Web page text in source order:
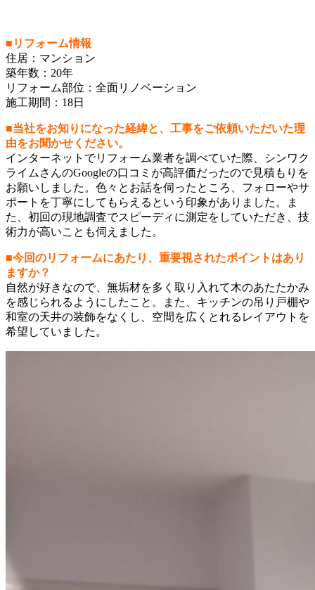
■リフォーム情報
住居：マンション
築年数：20年
リフォーム部位：全面リノベーション
施工期間：18日
■当社をお知りになった経緯と、工事をご依頼いただいた理
由をお聞かせください。
インターネットでリフォーム業者を調べていた際、シンワク
ライムさんのGoogleの口コミが高評価だったので見積もりを
お願いしました。色々とお話を伺ったところ、フォローやサ
ポートを丁寧にしてもらえるという印象がありました。ま
た、初回の現地調査でスピーディに測定をしていただき、技
術力が高いことも伺えました。
■今回のリフォームにあたり、重要視されたポイントはあり
ますか？
自然が好きなので、無垢材を多く取り入れて木のあたたかみ
を感じられるようにしたこと。また、キッチンの吊り戸棚や
和室の天井の装飾をなくし、空間を広くとれるレイアウトを
希望していました。